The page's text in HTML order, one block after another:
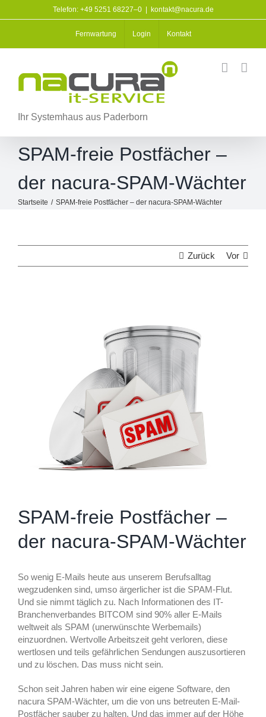
Inhalt
Telefon: +49 5251 68227–0 kontakt@nacura.de
Fernwartung Login Kontakt
Ihr Systemhaus aus Paderborn
SPAM-freie Postfächer –
der nacura-SPAM-Wächter
Startseite / SPAM-freie Postfächer – der nacura-SPAM-Wächter
Zurück Vor
SPAM-freie Postfächer –
der nacura-SPAM-Wächter
So wenig E-Mails heute aus unserem Berufsalltag
wegzudenken sind, umso ärgerlicher ist die SPAM-Flut.
Und sie nimmt täglich zu. Nach Informationen des IT-
Branchenverbandes BITCOM sind 90% aller E-Mails
weltweit als SPAM (unerwünschte Werbemails)
einzuordnen. Wertvolle Arbeitszeit geht verloren, diese
wertlosen und teils gefährlichen Sendungen auszusortieren
und zu löschen. Das muss nicht sein.
Schon seit Jahren haben wir eine eigene Software, den
nacura SPAM-Wächter, um die von uns betreuten E-Mail-
Postfächer sauber zu halten. Und das immer auf der Höhe